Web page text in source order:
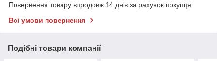
Повернення товару впродовж 14 днів за рахунок покупця
Всі умови повернення
Подібні товари компанії